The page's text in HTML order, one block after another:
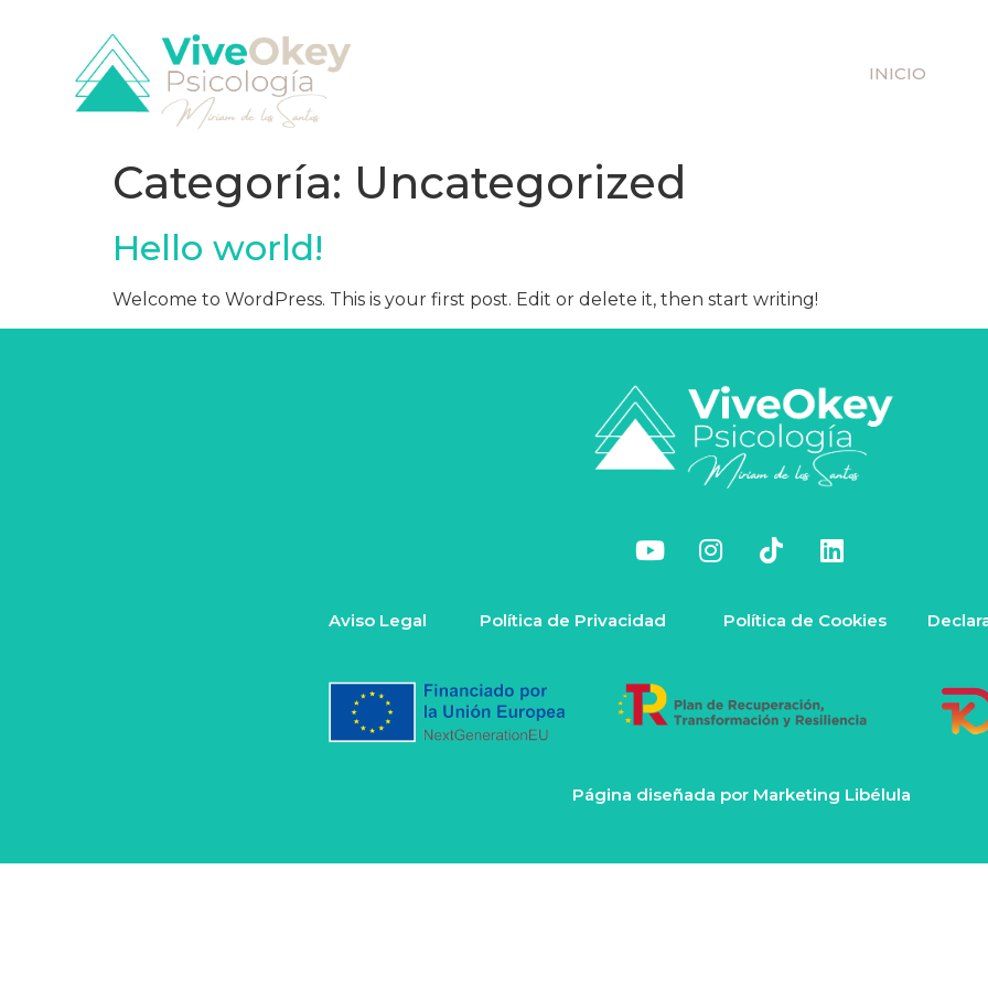
INICIO
Categoría: Uncategorized
Hello world!
Welcome to WordPress. This is your first post. Edit or delete it, then start writing!
Aviso Legal Política de Privacidad Política de Cookies
Página diseñada por Marketing Libélula